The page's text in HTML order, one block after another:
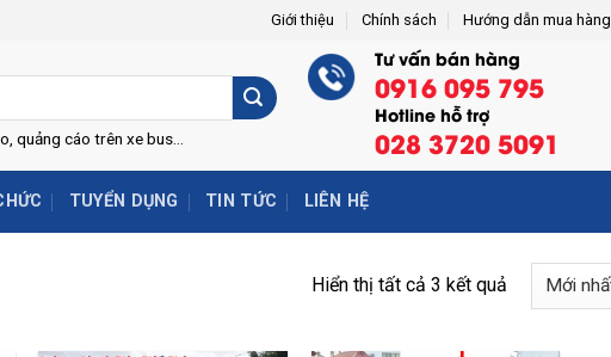
Giới thiệu Chính sách Hướng dẫn mua hàng
quảng cáo trên xe bus...
Tư vấn bán hàng
0916 095 795
Hotline hỗ trợ
028 3720 5091
TUYỂN DỤNG TIN TỨC LIÊN HỆ
Hiển thị tất cả 3 kết quả